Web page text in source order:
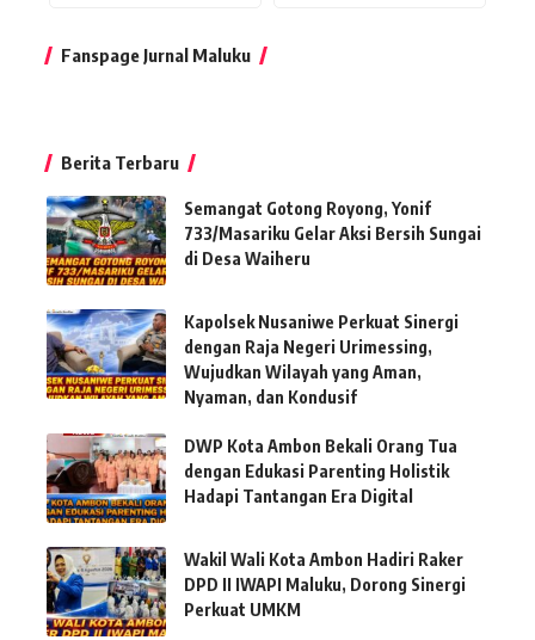
Fanspage Jurnal Maluku
Berita Terbaru
Semangat Gotong Royong, Yonif
733/Masariku Gelar Aksi Bersih Sungai
di Desa Waiheru
Kapolsek Nusaniwe Perkuat Sinergi
dengan Raja Negeri Urimessing,
Wujudkan Wilayah yang Aman,
Nyaman, dan Kondusif
DWP Kota Ambon Bekali Orang Tua
dengan Edukasi Parenting Holistik
Hadapi Tantangan Era Digital
Wakil Wali Kota Ambon Hadiri Raker
DPD II IWAPI Maluku, Dorong Sinergi
Perkuat UMKM